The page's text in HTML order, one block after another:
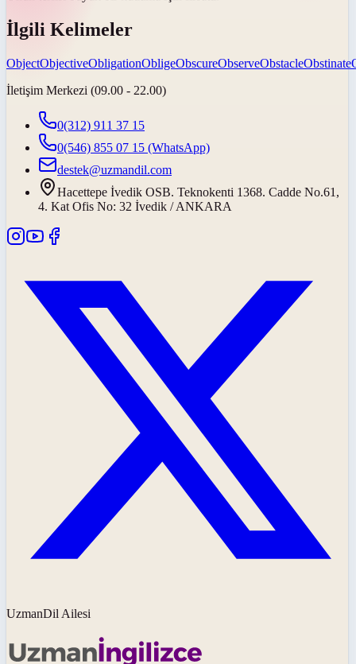
İlgili Kelimeler
ObjectObjectiveObligationObligeObscureObserveObstacleObstinate
İletişim Merkezi (09.00 - 22.00)
0(312) 911 37 15
0(546) 855 07 15 (WhatsApp)
destek@uzmandil.com
Hacettepe İvedik OSB. Teknokenti 1368. Cadde No.61,
4. Kat Ofis No: 32 İvedik / ANKARA
UzmanDil Ailesi